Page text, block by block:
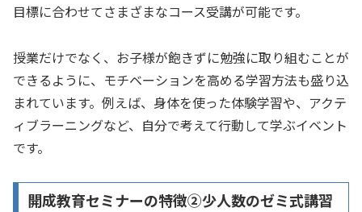
目標に合わせてさまざまなコース受講が可能です。
授業だけでなく、お子様が飽きずに勉強に取り組むことが
できるように、モチベーションを高める学習方法も盛り込
まれています。例えば、身体を使った体験学習や、アクテ
ィブラーニングなど、自分で考えて行動して学ぶイベント
です。
開成教育セミナーの特徴②少人数のゼミ式講習